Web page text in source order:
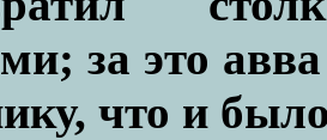
за это
что и